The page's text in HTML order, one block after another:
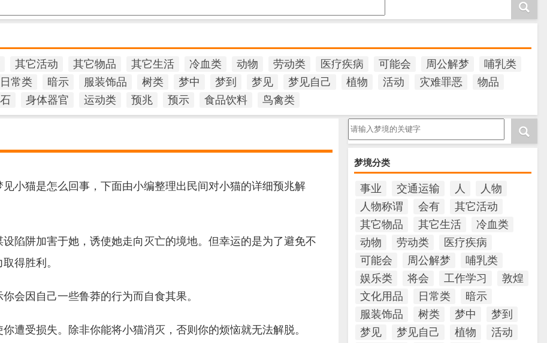
其它活动 其它物品 其它生活 冷血类 动物 劳动类 医疗疾病 可能会 周公解梦
哺乳类
日常类 暗示 服装饰品 树类 梦中 梦到 梦见 梦见自己 植物 活动 灾难罪恶
物品
身体器官 运动类 预兆 预示 食品饮料 鸟禽类
梦境分类
事业 交通运输 人
人物
人物称谓
会有
其它活动
其它物品
其它生活
冷血类
动物
劳动类
医疗疾病
可能会
周公解梦
哺乳类
娱乐类
将会 工作学习
敦煌
文化用品
日常类
暗示
服装饰品
树类 梦中
梦到
梦见
梦见自己 植物
活动
猫是怎么回事，下面由小编整理出民间对小猫的详细预兆解
阱加害于她，诱使她走向灭亡的境地。但幸运的是为了避免不
得胜利。
因自己一些鲁莽的行为而自食其果。
受损失。除非你能将小猫消灭，否则你的烦恼就无法解脱。